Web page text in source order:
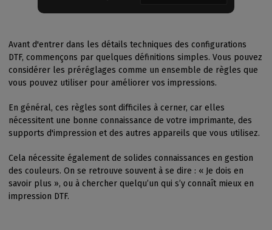
Avant d'entrer dans les détails techniques des configurations
DTF, commençons par quelques définitions simples. Vous pouvez
considérer les préréglages comme un ensemble de règles que
vous pouvez utiliser pour améliorer vos impressions.
En général, ces règles sont difficiles à cerner, car elles
nécessitent une bonne connaissance de votre imprimante, des
supports d'impression et des autres appareils que vous utilisez.
Cela nécessite également de solides connaissances en gestion
des couleurs. On se retrouve souvent à se dire : « Je dois en
savoir plus », ou à chercher quelqu’un qui s’y connaît mieux en
impression DTF.